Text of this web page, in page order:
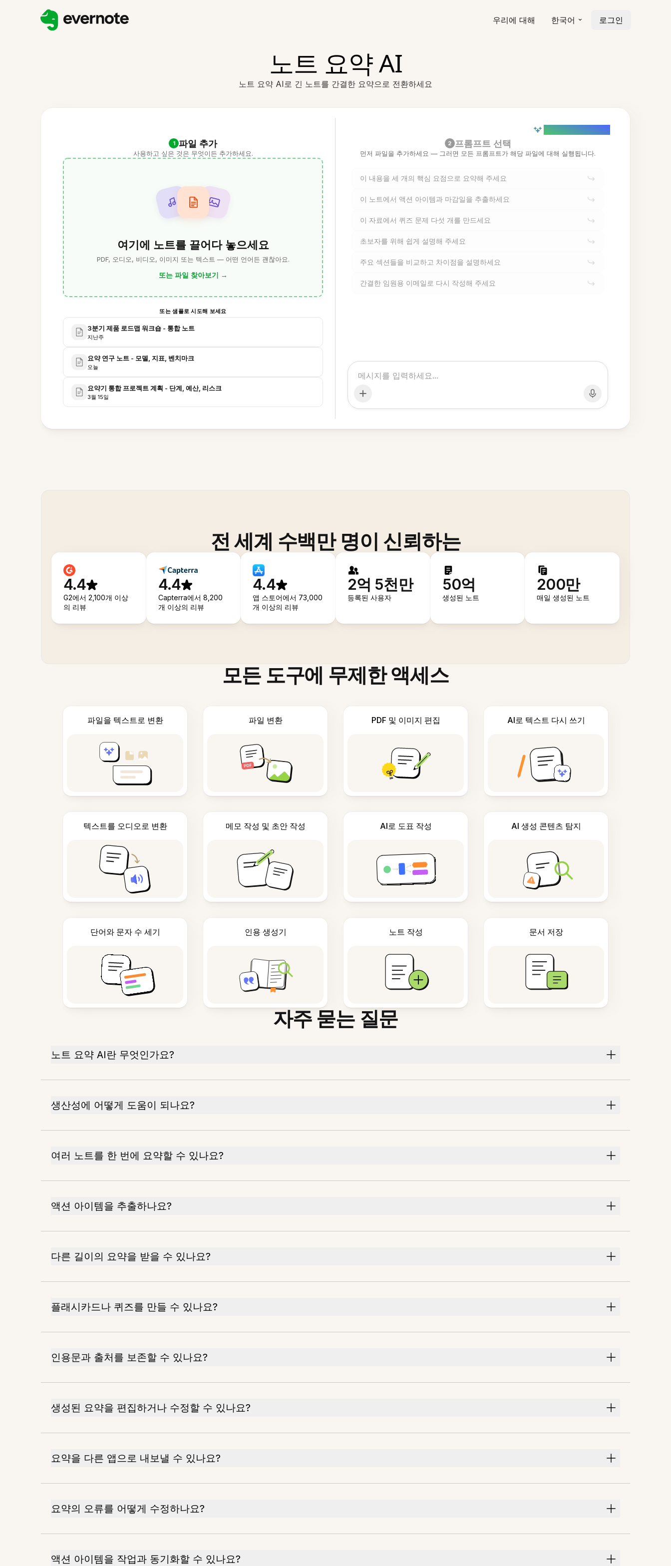
우리에 대해 한국어 로그인
노트 요약 AI
노트 요약 AI로 긴 노트를 간결한 요약으로 전환하세요
1 파일 추가
사용하고 싶은 것은 무엇이든 추가하세요.
여기에 노트를 끌어다 놓으세요
PDF, 오디오, 비디오, 이미지 또는 텍스트 — 어떤 언어든 괜찮아요.
또는 파일 찾아보기 →
또는 샘플로 시도해 보세요
3분기 제품 로드맵 워크숍 - 통합 노트
지난주
요약 연구 노트 - 모델, 지표, 벤치마크
오늘
요약기 통합 프로젝트 계획 - 단계, 예산, 리스크
3월 15일
2 프롬프트 선택
먼저 파일을 추가하세요 — 그러면 모든 프롬프트가 해당 파일에 대해 실행됩니다.
이 내용을 세 개의 핵심 요점으로 요약해 주세요
이 노트에서 액션 아이템과 마감일을 추출하세요
이 자료에서 퀴즈 문제 다섯 개를 만드세요
초보자를 위해 쉽게 설명해 주세요
주요 섹션들을 비교하고 차이점을 설명하세요
간결한 임원용 이메일로 다시 작성해 주세요
전 세계 수백만 명이 신뢰하는
4.4
G2에서 2,100개 이상
의 리뷰
4.4
Capterra에서 8,200
개 이상의 리뷰
4.4
앱 스토어에서 73,000
개 이상의 리뷰
2억 5천만
등록된 사용자
50억
생성된 노트
200만
매일 생성된 노트
모든 도구에 무제한 액세스
파일을 텍스트로 변환 파일 변환 PDF 및 이미지 편집 AI로 텍스트 다시 쓰기
텍스트를 오디오로 변환 메모 작성 및 초안 작성 AI로 도표 작성 AI 생성 콘텐츠 탐지
단어와 문자 수 세기 인용 생성기 노트 작성 문서 저장
자주 묻는 질문
노트 요약 AI란 무엇인가요?
생산성에 어떻게 도움이 되나요?
여러 노트를 한 번에 요약할 수 있나요?
액션 아이템을 추출하나요?
다른 길이의 요약을 받을 수 있나요?
플래시카드나 퀴즈를 만들 수 있나요?
인용문과 출처를 보존할 수 있나요?
생성된 요약을 편집하거나 수정할 수 있나요?
요약을 다른 앱으로 내보낼 수 있나요?
요약의 오류를 어떻게 수정하나요?
액션 아이템을 작업과 동기화할 수 있나요?